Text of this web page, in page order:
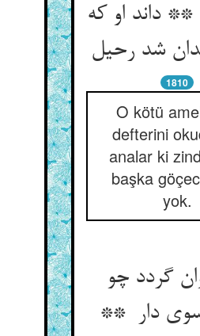
داند او که
1810
O kötü
defterini
analar ki
başka
yok.
گردد چو
سوی دار **